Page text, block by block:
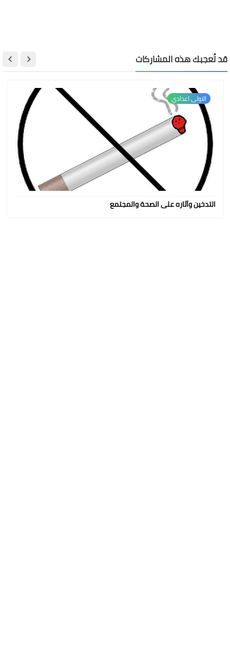
قد تُعجبك هذه المشاركات
الاولى اعدادي
التدخين وآثاره على الصحة والمجتمع